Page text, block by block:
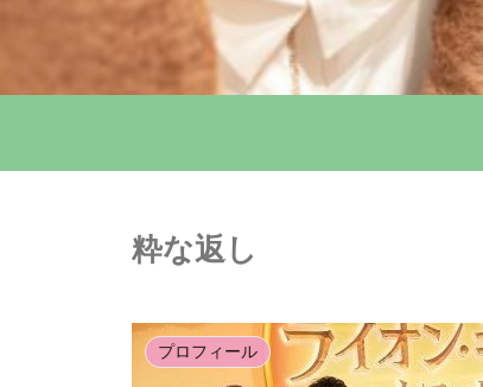
粋な返し
プロフィール